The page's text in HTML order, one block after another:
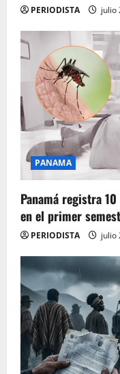
PERIODISTA julio
PANAMA
Panamá registra
en el primer
PERIODISTA julio